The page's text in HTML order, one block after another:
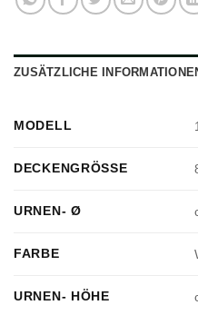
ZUSÄTZLICHE
MODELL
DECKENGRÖSSE
URNEN- Ø
FARBE
URNEN- HÖHE